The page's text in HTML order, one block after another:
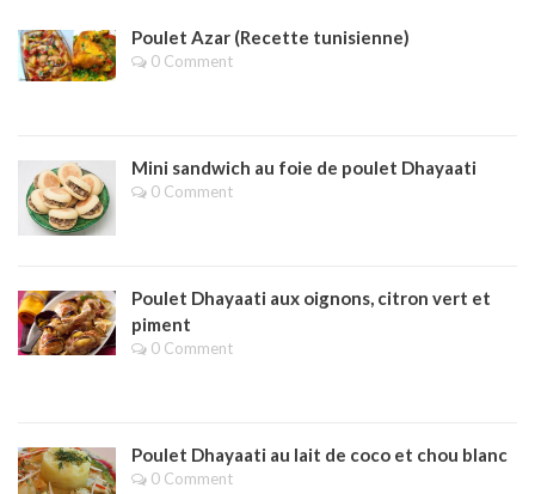
Poulet Azar (Recette tunisienne)
0 Comment
Mini sandwich au foie de poulet Dhayaati
0 Comment
Poulet Dhayaati aux oignons, citron vert et
piment
0 Comment
Poulet Dhayaati au lait de coco et chou blanc
0 Comment